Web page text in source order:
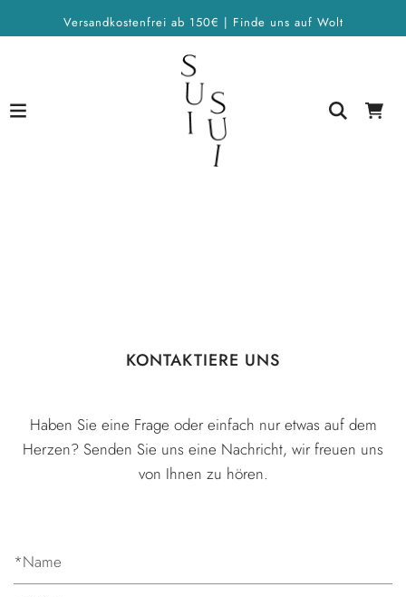
Versandkostenfrei ab 150€ | Finde uns auf Wolt
KONTAKTIERE UNS
Haben Sie eine Frage oder einfach nur etwas auf dem
Herzen? Senden Sie uns eine Nachricht, wir freuen uns
von Ihnen zu hören.